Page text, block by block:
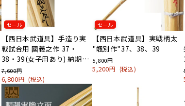
セール
【西日本武道具】手造り実
戦試合用 國義之作 37・
38・39(女子用あり) 納期1
か月
7,600円
6,800円(税込)
セール
【西日本武道具】実戦柄太
"颯別作"37、38、39
5,800円
5,200円 (税込)